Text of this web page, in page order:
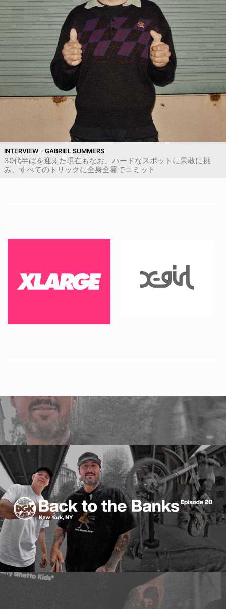
INTERVIEW - GABRIEL SUMMERS
30代半ばを迎えた現在もなお、ハードなスポットに果敢に挑
み、すべてのトリックに全身全霊でコミット